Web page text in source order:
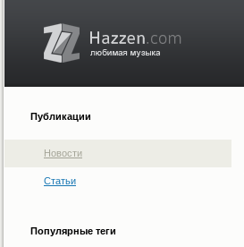
Публикации
Новости
Статьи
Популярные теги